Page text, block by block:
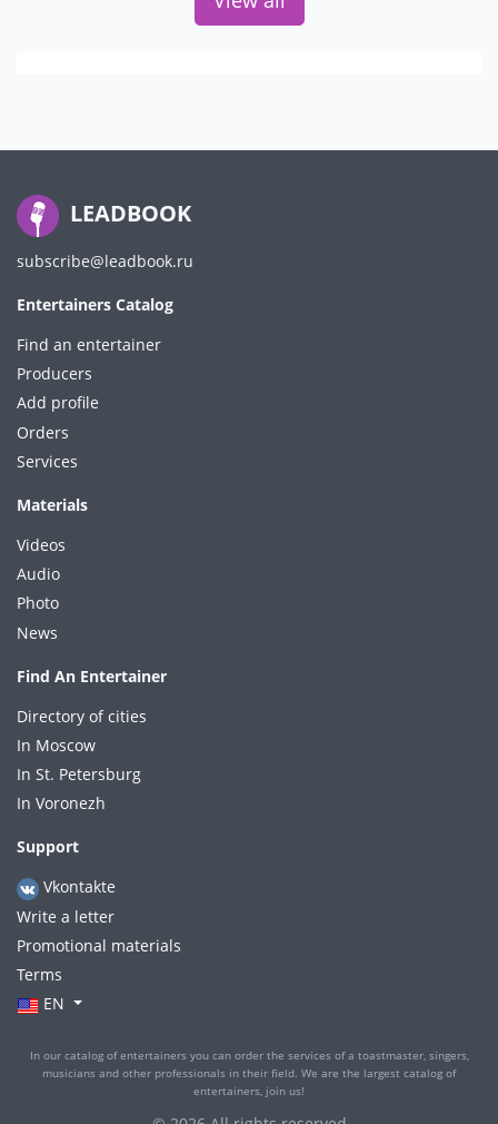
LEADBOOK
subscribe@leadbook.ru
Entertainers Catalog
Find an entertainer
Producers
Add profile
Orders
Services
Materials
Videos
Audio
Photo
News
Find An Entertainer
Directory of cities
In Moscow
In St. Petersburg
In Voronezh
Support
Vkontakte
Write a letter
Promotional materials
Terms
EN
In our catalog of entertainers you can order the services of a toastmaster, singers,
musicians and other professionals in their field. We are the largest catalog of
entertainers, join us!